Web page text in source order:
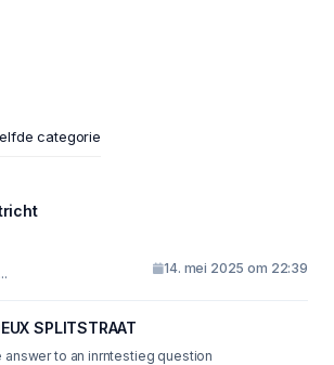
categorie
14. mei 2025 om 22:39
SPLITSTRAAT
answer to an inrntestieg question